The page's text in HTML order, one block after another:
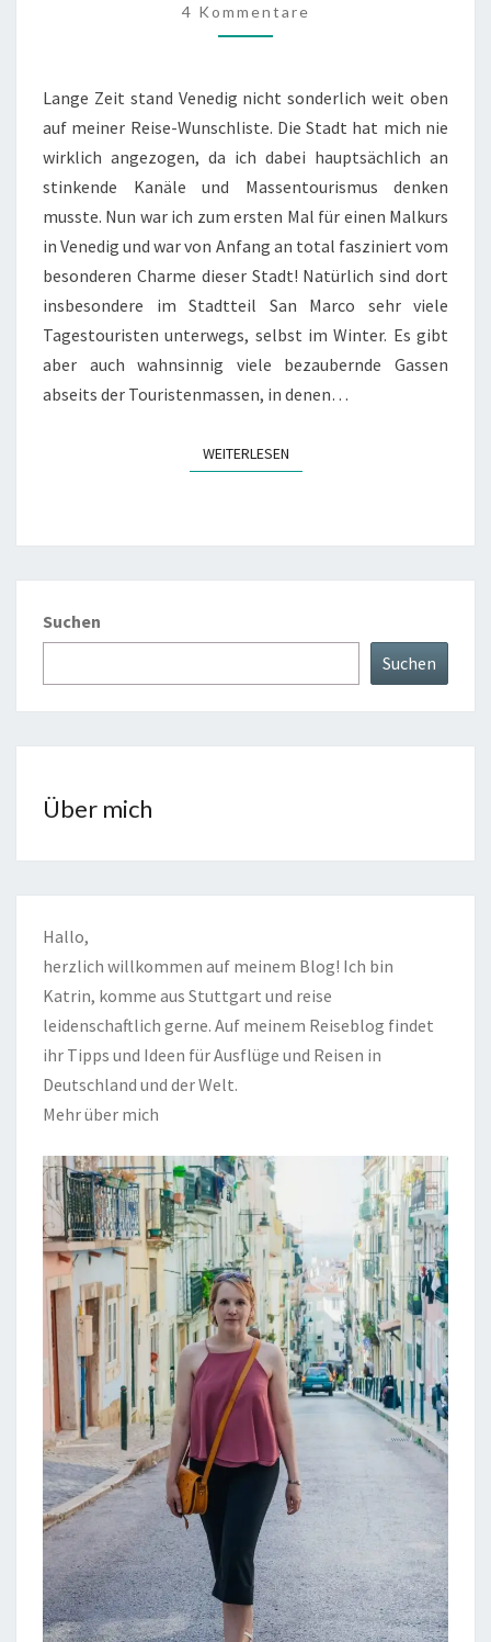
LAGUNENSTADT
4 Kommentare
Lange Zeit stand Venedig nicht sonderlich weit oben
auf meiner Reise-Wunschliste. Die Stadt hat mich nie
wirklich angezogen, da ich dabei hauptsächlich an
stinkende Kanäle und Massentourismus denken
musste. Nun war ich zum ersten Mal für einen Malkurs
in Venedig und war von Anfang an total fasziniert vom
besonderen Charme dieser Stadt! Natürlich sind dort
insbesondere im Stadtteil San Marco sehr viele
Tagestouristen unterwegs, selbst im Winter. Es gibt
aber auch wahnsinnig viele bezaubernde Gassen
abseits der Touristenmassen, in denen…
WEITERLESENWEITERLESEN
Suchen
Suchen
Über mich
Hallo,
herzlich willkommen auf meinem Blog! Ich bin
Katrin, komme aus Stuttgart und reise
leidenschaftlich gerne. Auf meinem Reiseblog findet
ihr Tipps und Ideen für Ausflüge und Reisen in
Deutschland und der Welt.
Mehr über mich